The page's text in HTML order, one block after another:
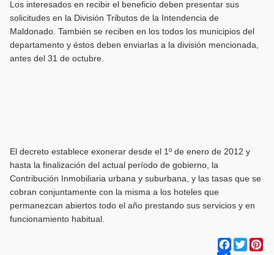
Los interesados en recibir el beneficio deben presentar sus
solicitudes en la División Tributos de la Intendencia de
Maldonado. También se reciben en los todos los municipios del
departamento y éstos deben enviarlas a la división mencionada,
antes del 31 de octubre.
El decreto establece exonerar desde el 1º de enero de 2012 y
hasta la finalización del actual período de gobierno, la
Contribución Inmobiliaria urbana y suburbana, y las tasas que se
cobran conjuntamente con la misma a los hoteles que
permanezcan abiertos todo el año prestando sus servicios y en
funcionamiento habitual.
Facebook
Twitter